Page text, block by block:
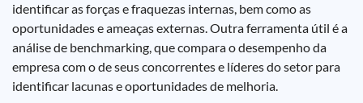
identificar as forças e fraquezas internas, bem como as
oportunidades e ameaças externas. Outra ferramenta útil é a
análise de benchmarking, que compara o desempenho da
empresa com o de seus concorrentes e líderes do setor para
identificar lacunas e oportunidades de melhoria.